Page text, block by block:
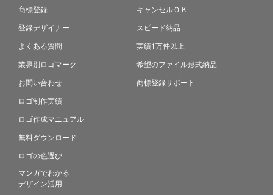
商標登録
登録デザイナー
よくある質問
業界別ロゴマーク
お問い合わせ
ロゴ制作実績
ロゴ作成マニュアル
無料ダウンロード
ロゴの色選び
マンガでわかる
デザイン活用
キャンセルＯＫ
スピード納品
実績1万件以上
希望のファイル形式納品
商標登録サポート